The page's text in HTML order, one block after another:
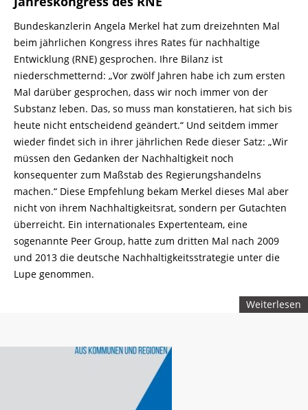
Bundeskanzlerin Angela Merkel hat zum dreizehnten Mal
beim jährlichen Kongress ihres Rates für nachhaltige
Entwicklung (RNE) gesprochen. Ihre Bilanz ist
niederschmetternd: „Vor zwölf Jahren habe ich zum ersten
Mal darüber gesprochen, dass wir noch immer von der
Substanz leben. Das, so muss man konstatieren, hat sich bis
heute nicht entscheidend geändert.“ Und seitdem immer
wieder findet sich in ihrer jährlichen Rede dieser Satz: „Wir
müssen den Gedanken der Nachhaltigkeit noch
konsequenter zum Maßstab des Regierungshandelns
machen.“ Diese Empfehlung bekam Merkel dieses Mal aber
nicht von ihrem Nachhaltigkeitsrat, sondern per Gutachten
überreicht. Ein internationales Expertenteam, eine
sogenannte Peer Group, hatte zum dritten Mal nach 2009
und 2013 die deutsche Nachhaltigkeitsstrategie unter die
Lupe genommen.
Weiterlesen